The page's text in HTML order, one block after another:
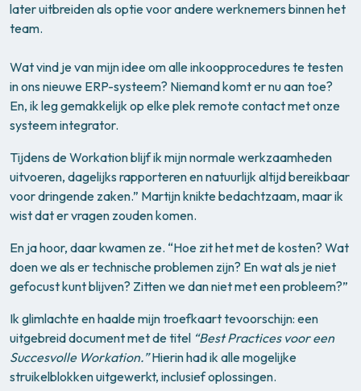
later uitbreiden als optie voor andere werknemers binnen het
team.
Wat vind je van mijn idee om alle inkoopprocedures te testen
in ons nieuwe ERP-systeem? Niemand komt er nu aan toe?
En, ik leg gemakkelijk op elke plek remote contact met onze
systeem integrator.
Tijdens de Workation blijf ik mijn normale werkzaamheden
uitvoeren, dagelijks rapporteren en natuurlijk altijd bereikbaar
voor dringende zaken.” Martijn knikte bedachtzaam, maar ik
wist dat er vragen zouden komen.
En ja hoor, daar kwamen ze. “Hoe zit het met de kosten? Wat
doen we als er technische problemen zijn? En wat als je niet
gefocust kunt blijven? Zitten we dan niet met een probleem?”
Ik glimlachte en haalde mijn troefkaart tevoorschijn: een
uitgebreid document met de titel “Best Practices voor een
Succesvolle Workation.”Hierin had ik alle mogelijke
struikelblokken uitgewerkt, inclusief oplossingen.